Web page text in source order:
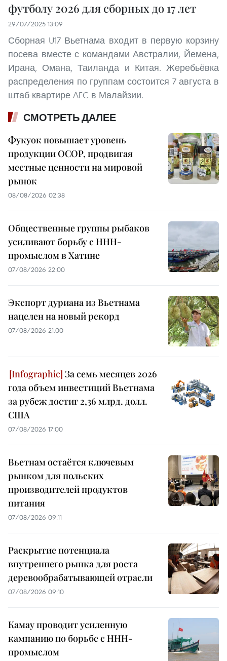
футболу 2026 для сборных до 17 лет
29/07/2025 13:09
Сборная U17 Вьетнама входит в первую корзину
посева вместе с командами Австралии, Йемена,
Ирана, Омана, Таиланда и Китая. Жеребьёвка
распределения по группам состоится 7 августа в
штаб-квартире AFC в Малайзии.
СМОТРЕТЬ ДАЛЕЕ
Фукуок повышает уровень
продукции OCOP, продвигая
местные ценности на мировой
рынок
08/08/2026 02:38
Общественные группы рыбаков
усиливают борьбу с ННН-
промыслом в Хатине
07/08/2026 22:00
Экспорт дуриана из Вьетнама
нацелен на новый рекорд
07/08/2026 21:00
За семь месяцев 2026
года объем инвестиций Вьетнама
за рубеж достиг 2,36 млрд. долл.
США
07/08/2026 17:00
Вьетнам остаётся ключевым
рынком для польских
производителей продуктов
питания
07/08/2026 09:11
Раскрытие потенциала
внутреннего рынка для роста
деревообрабатывающей отрасли
07/08/2026 09:10
Камау проводит усиленную
кампанию по борьбе с ННН-
промыслом